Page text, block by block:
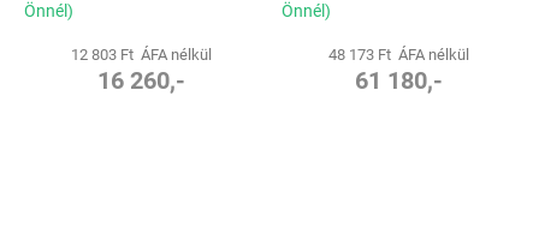
Önnél)
12 803 Ft ÁFA nélkül
16 260,-
Önnél)
48 173 Ft ÁFA nélkül
61 180,-